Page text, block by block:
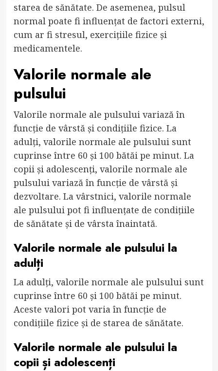
starea de sănătate. De asemenea, pulsul
normal poate fi influențat de factori externi,
cum ar fi stresul, exercițiile fizice și
medicamentele.
Valorile normale ale
pulsului
Valorile normale ale pulsului variază în
funcție de vârstă și condițiile fizice. La
adulți, valorile normale ale pulsului sunt
cuprinse între 60 și 100 bătăi pe minut. La
copii și adolescenți, valorile normale ale
pulsului variază în funcție de vârstă și
dezvoltare. La vârstnici, valorile normale
ale pulsului pot fi influențate de condițiile
de sănătate și de vârsta înaintată.
Valorile normale ale pulsului la
adulți
La adulți, valorile normale ale pulsului sunt
cuprinse între 60 și 100 bătăi pe minut.
Aceste valori pot varia în funcție de
condițiile fizice și de starea de sănătate.
Valorile normale ale pulsului la
copii și adolescenți